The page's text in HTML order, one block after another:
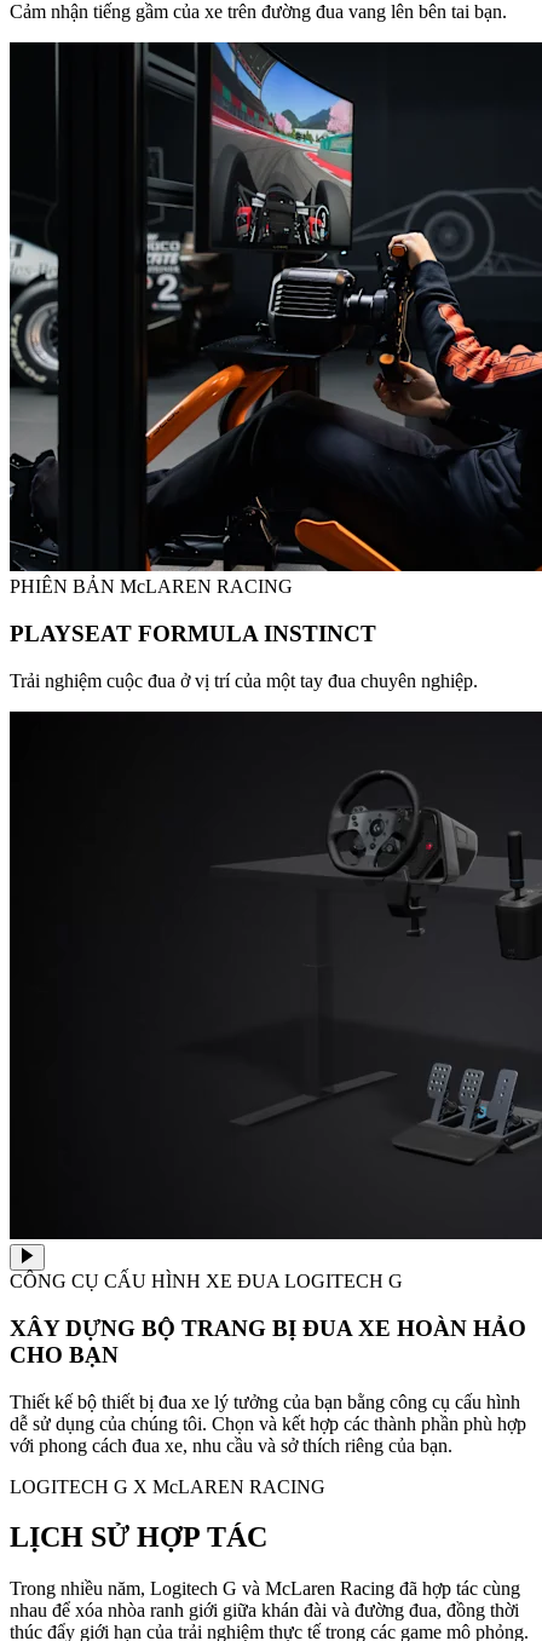
Cảm nhận tiếng gầm của xe trên đường đua vang lên bên tai bạn.
PHIÊN BẢN McLAREN RACING
PLAYSEAT FORMULA INSTINCT
Trải nghiệm cuộc đua ở vị trí của một tay đua chuyên nghiệp.
CÔNG CỤ CẤU HÌNH XE ĐUA LOGITECH G
XÂY DỰNG BỘ TRANG BỊ ĐUA XE HOÀN HẢO
CHO BẠN
Thiết kế bộ thiết bị đua xe lý tưởng của bạn bằng công cụ cấu hình
dễ sử dụng của chúng tôi. Chọn và kết hợp các thành phần phù hợp
với phong cách đua xe, nhu cầu và sở thích riêng của bạn.
LOGITECH G X McLAREN RACING
LỊCH SỬ HỢP TÁC
Trong nhiều năm, Logitech G và McLaren Racing đã hợp tác cùng
nhau để xóa nhòa ranh giới giữa khán đài và đường đua, đồng thời
thúc đẩy giới hạn của trải nghiệm thực tế trong các game mô phỏng.